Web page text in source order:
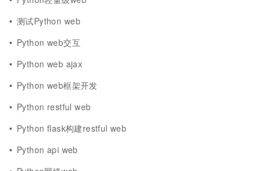
测试Python web
Python web交互
Python web ajax
Python web框架开发
Python restful web
Python flask构建restful web
Python api web